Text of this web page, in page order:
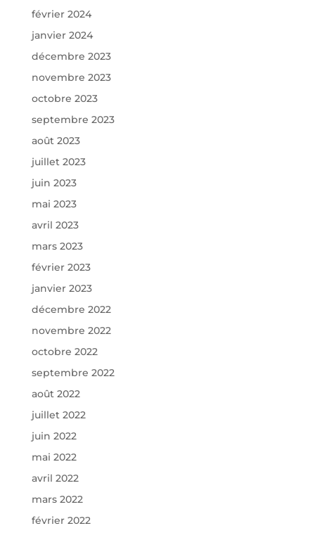
février 2024
janvier 2024
décembre 2023
novembre 2023
octobre 2023
septembre 2023
août 2023
juillet 2023
juin 2023
mai 2023
avril 2023
mars 2023
février 2023
janvier 2023
décembre 2022
novembre 2022
octobre 2022
septembre 2022
août 2022
juillet 2022
juin 2022
mai 2022
avril 2022
mars 2022
février 2022